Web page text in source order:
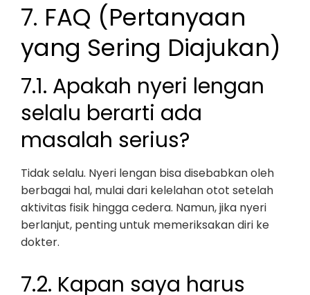
7. FAQ (Pertanyaan
yang Sering Diajukan)
7.1. Apakah nyeri lengan
selalu berarti ada
masalah serius?
Tidak selalu. Nyeri lengan bisa disebabkan oleh
berbagai hal, mulai dari kelelahan otot setelah
aktivitas fisik hingga cedera. Namun, jika nyeri
berlanjut, penting untuk memeriksakan diri ke
dokter.
7.2. Kapan saya harus